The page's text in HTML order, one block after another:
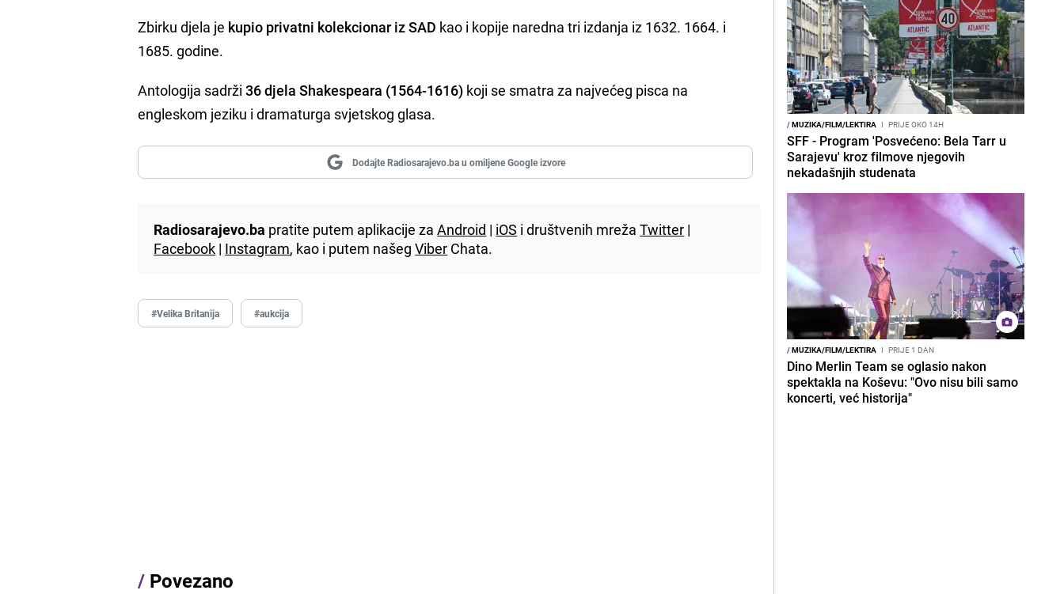
Zbirku djela je kupio privatni kolekcionar iz SAD kao i kopije naredna tri izdanja iz 1632. 1664. i
1685. godine.
Antologija sadrži36 djela Shakespeara (1564-1616) koji se smatra za najvećeg pisca na
engleskom jeziku i dramaturga svjetskog glasa.
Dodajte Radiosarajevo.ba u omiljene Google izvore
Radiosarajevo.ba pratite putem aplikacije zaAndroid | iOS i društvenih mrežaTwitter |
Facebook | Instagram, kao i putem našegViber Chata.
#Velika Britanija #aukcija
/ Povezano
/MUZIKA/FILM/LEKTIRA I PRIJE OKO 14H
SFF - Program 'Posvećeno: Bela Tarr u
Sarajevu' kroz filmove njegovih
nekadašnjih studenata
/MUZIKA/FILM/LEKTIRA I PRIJE 1 DAN
Dino Merlin Team se oglasio nakon
spektakla na Koševu: "Ovo nisu bili samo
koncerti, već historija"